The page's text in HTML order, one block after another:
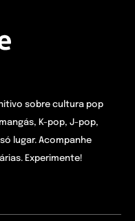
sobre cultura pop
K-pop, J-pop,
lugar. Acompanhe
Experimente!